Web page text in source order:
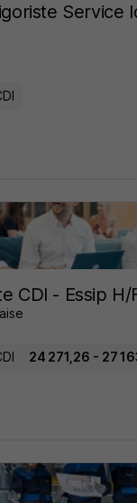
Service
CDI - Essip H/
24 271,26 - 27